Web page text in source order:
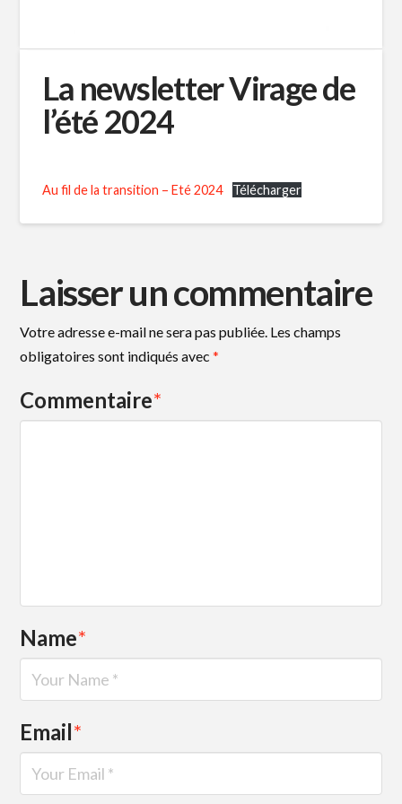
La newsletter Virage de
l’été 2024
Au fil de la transition – Eté 2024 Télécharger
Laisser un commentaire
Votre adresse e-mail ne sera pas publiée. Les champs
obligatoires sont indiqués avec*
Commentaire*
Name*
Email*